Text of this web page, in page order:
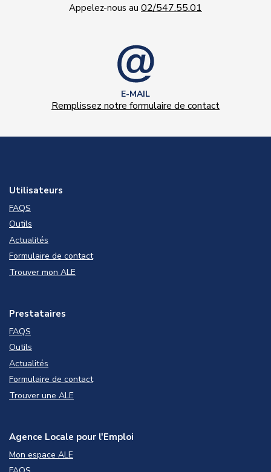
Appelez-nous au 02/547.55.01
E-MAIL
Remplissez notre formulaire de contact
Utilisateurs
FAQS
Outils
Actualités
Formulaire de contact
Trouver mon ALE
Prestataires
FAQS
Outils
Actualités
Formulaire de contact
Trouver une ALE
Agence Locale pour l'Emploi
Mon espace ALE